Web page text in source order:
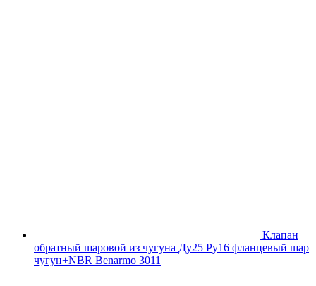
Клапан
обратный шаровой из чугуна Ду25 Ру16 фланцевый шар
чугун+NBR Benarmo 3011